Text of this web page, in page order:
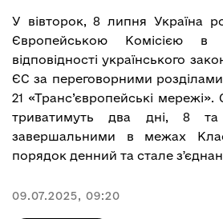
У вівторок, 8 липня Україна
Європейською Комісією в
відповідності українського
ЄС за переговорними розділами
21 «Транс’європейські мережі».
триватимуть два дні, 8
завершальними в межах
порядок денний та стале
09.07.2025, 09:20